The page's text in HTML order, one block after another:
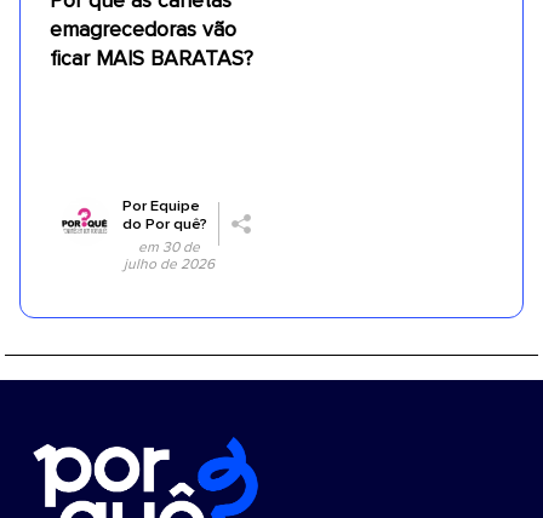
emagrecedoras vão
ficar MAIS BARATAS?
PorEquipe
do Por quê?
em 30 de
julho de 2026